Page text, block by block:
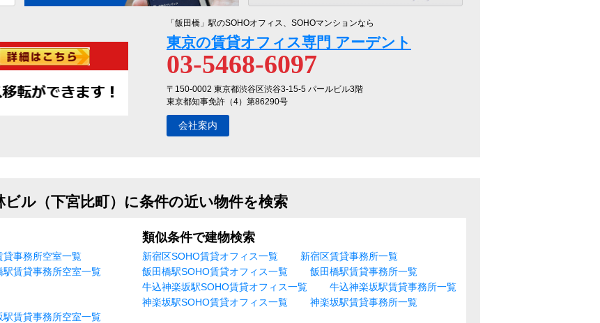
「飯田橋」駅のSOHOオフィス、SOHOマンションなら
東京の賃貸オフィス専門 アーデント
03-5468-6097
〒150-0002 東京都渋谷区渋谷3-15-5 パールビル3階
東京都知事免許（4）第86290号
会社案内
ビル（下宮比町）に条件の近い物件を検索
貸事務所空室一覧
駅賃貸事務所空室一覧
駅賃貸事務所空室一覧
類似条件で建物検索
新宿区SOHO賃貸オフィス一覧
新宿区賃貸事務所一覧
飯田橋駅SOHO賃貸オフィス一覧
飯田橋駅賃貸事務所一覧
牛込神楽坂駅SOHO賃貸オフィス一覧
牛込神楽坂駅賃貸事務所一覧
神楽坂駅SOHO賃貸オフィス一覧
神楽坂駅賃貸事務所一覧